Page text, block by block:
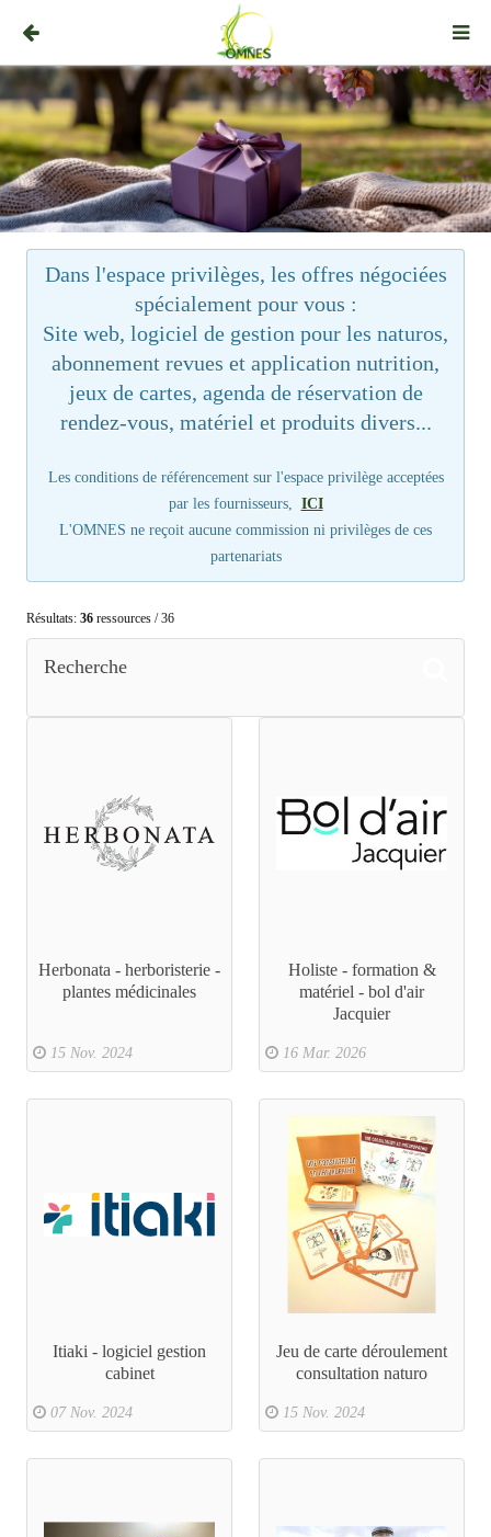
Dans l'espace privilèges, les offres négociées
spécialement pour vous :
Site web, logiciel de gestion pour les naturos,
abonnement revues et application nutrition,
jeux de cartes, agenda de réservation de
rendez-vous, matériel et produits divers...
Les conditions de référencement sur l'espace privilège acceptées
par les fournisseurs, ICI
L'OMNES ne reçoit aucune commission ni privilèges de ces
partenariats
Résultats: 36 ressources / 36
Recherche
Herbonata - herboristerie -
plantes médicinales
15 Nov. 2024
Holiste - formation &
matériel - bol d'air
Jacquier
16 Mar. 2026
Itiaki - logiciel gestion
cabinet
07 Nov. 2024
Jeu de carte déroulement
consultation naturo
15 Nov. 2024